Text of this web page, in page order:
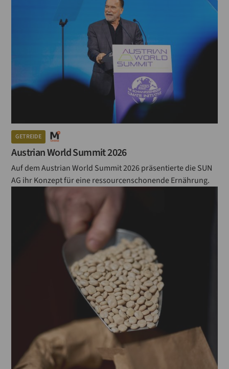
GETREIDE
Austrian World Summit 2026
Auf dem Austrian World Summit 2026 präsentierte die SUN
AG ihr Konzept für eine ressourcenschonende Ernährung.